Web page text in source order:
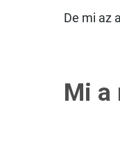
De mi az
Mi a